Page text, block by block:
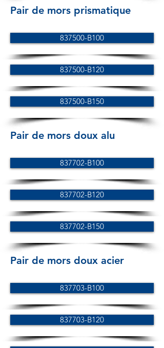
Pair de mors prismatique
837500-B100
837500-B120
837500-B150
Pair de mors doux alu
837702-B100
837702-B120
837702-B150
Pair de mors doux acier
837703-B100
837703-B120